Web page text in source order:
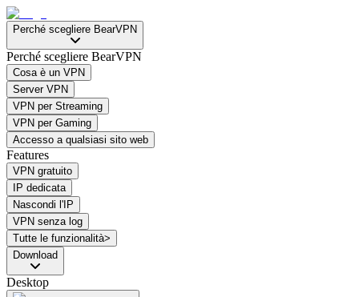
Perché scegliere BearVPN
Perché scegliere BearVPN
Cosa è un VPN
Server VPN
VPN per Streaming
VPN per Gaming
Accesso a qualsiasi sito web
Features
VPN gratuito
IP dedicata
Nascondi l'IP
VPN senza log
Tutte le funzionalità>
Download
Desktop